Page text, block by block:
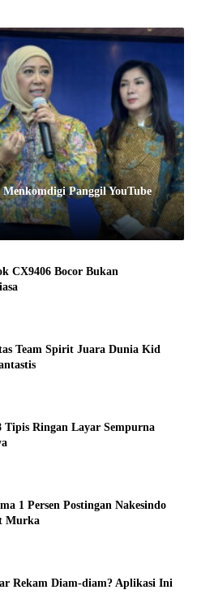
Panggil YouTube
CX9406 Bocor Bukan
Team Spirit Juara Dunia Kid
Tipis Ringan Layar Sempurna
1 Persen Postingan Nakesindo
Murka
Rekam Diam-diam? Aplikasi Ini